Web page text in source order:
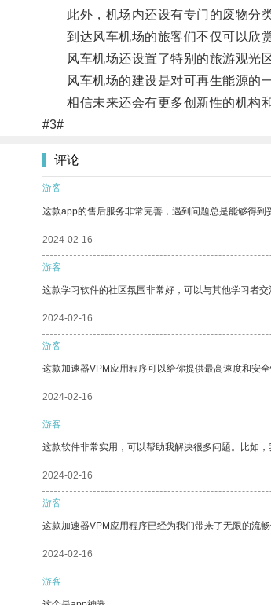
此外，机场内还设有专门的废物分类
到达风车机场的旅客们不仅可以欣赏
风车机场还设置了特别的旅游观光区
风车机场的建设是对可再生能源的一
相信未来还会有更多创新性的机构和
#3#
评论
游客
这款app的售后服务非常完善，遇到问题总是能够得到
2024-02-16
游客
这款学习软件的社区氛围非常好，可以与其他学习者交
2024-02-16
游客
这款加速器VPM应用程序可以给你提供最高速度和安
2024-02-16
游客
这款软件非常实用，可以帮助我解决很多问题。比如
2024-02-16
游客
这款加速器VPM应用程序已经为我们带来了无限的流畅
2024-02-16
游客